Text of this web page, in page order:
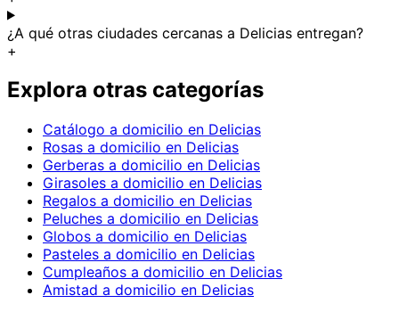
¿A qué otras ciudades cercanas a Delicias entregan?
+
Explora otras categorías
Catálogo a domicilio en Delicias
Rosas a domicilio en Delicias
Gerberas a domicilio en Delicias
Girasoles a domicilio en Delicias
Regalos a domicilio en Delicias
Peluches a domicilio en Delicias
Globos a domicilio en Delicias
Pasteles a domicilio en Delicias
Cumpleaños a domicilio en Delicias
Amistad a domicilio en Delicias